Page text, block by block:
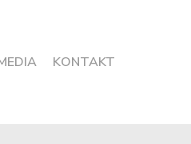
KONTAKT